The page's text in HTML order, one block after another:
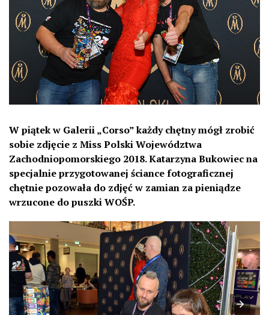
W piątek w Galerii „Corso” każdy chętny mógł zrobić
sobie zdjęcie z Miss Polski Województwa
Zachodniopomorskiego 2018. Katarzyna Bukowiec na
specjalnie przygotowanej ściance fotograficznej
chętnie pozowała do zdjęć w zamian za pieniądze
wrzucone do puszki WOŚP.